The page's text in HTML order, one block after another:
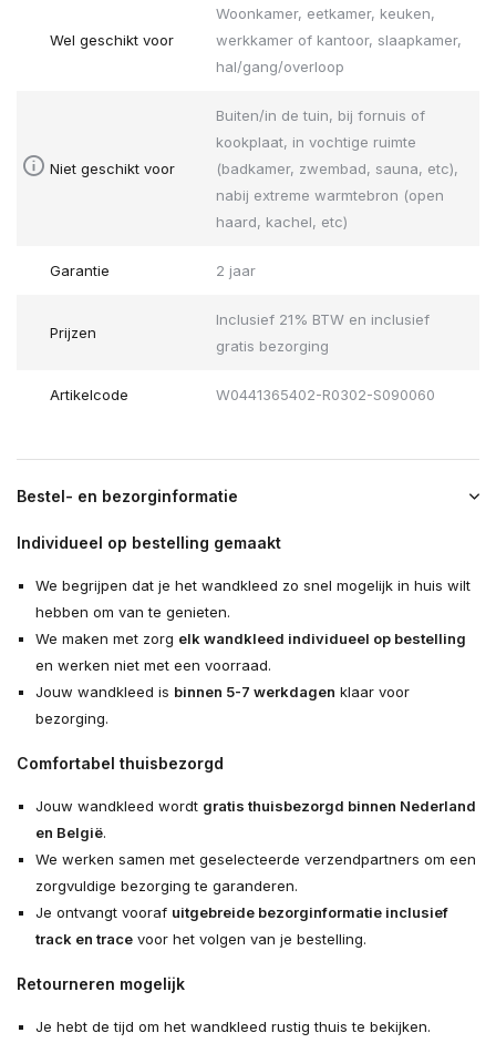
Wel geschikt voor
Woonkamer, eetkamer, keuken,
werkkamer of kantoor, slaapkamer,
hal/gang/overloop
Niet geschikt voor
Buiten/in de tuin, bij fornuis of
kookplaat, in vochtige ruimte
(badkamer, zwembad, sauna, etc),
nabij extreme warmtebron (open
haard, kachel, etc)
Garantie 2 jaar
Prijzen
Inclusief 21% BTW en inclusief
gratis bezorging
Artikelcode W0441365402-R0302-S090060
Bestel- en bezorginformatie
Individueel op bestelling gemaakt
We begrijpen dat je het wandkleed zo snel mogelijk in huis wilt
hebben om van te genieten.
We maken met zorg elk wandkleed individueel op bestelling
en werken niet met een voorraad.
Jouw wandkleed is binnen 5-7 werkdagen klaar voor
bezorging.
Comfortabel thuisbezorgd
Jouw wandkleed wordt gratis thuisbezorgd binnen Nederland
en België.
We werken samen met geselecteerde verzendpartners om een
zorgvuldige bezorging te garanderen.
Je ontvangt vooraf uitgebreide bezorginformatie inclusief
track en tracevoor het volgen van je bestelling.
Retourneren mogelijk
Je hebt de tijd om het wandkleed rustig thuis te bekijken.